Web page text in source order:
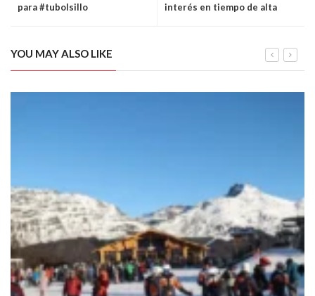
para #tubolsillo
interés en tiempo de alta
YOU MAY ALSO LIKE